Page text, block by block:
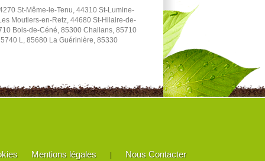
St-Même-le-Tenu, 44310 St-Lumine-
Moutiers-en-Retz, 44680 St-Hilaire-de-
Bois-de-Céné, 85300 Challans, 85710
L, 85680 La Guérinière, 85330
Mentions légales | Nous Contacter